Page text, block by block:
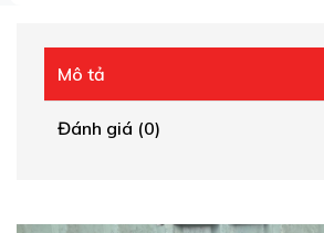
Mô tả
Đánh giá (0)